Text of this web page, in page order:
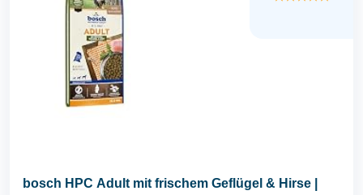
bosch HPC Adult mit frischem Geflügel & Hirse |